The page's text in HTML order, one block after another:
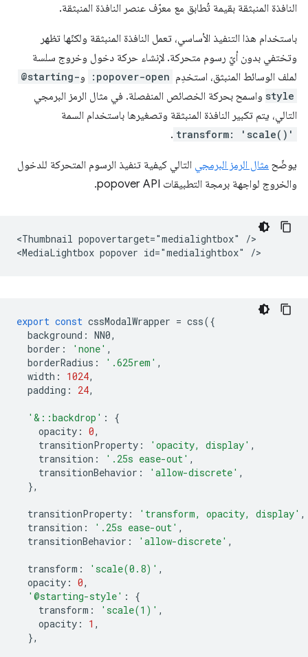
النافذة المنبثقة بقيمة تُطابق مع معرّف عنصر النافذة المنبثقة.
باستخدام هذا التنفيذ الأساسي، تعمل النافذة المنبثقة ولكنّها تظهر
وتختفي بدون أيّ رسوم متحركة. لإنشاء حركة دخول وخروج سلسة
لملف الوسائط المنبثق، استخدِم :popover-open و@starting-
style واسمح بحركة الخصائص المنفصلة. في مثال الرمز البرمجي
التالي، يتم تكبير النافذة المنبثقة وتصغيرها باستخدام السمة
transform: 'scale()'
.
يوضّح مثال الرمز البرمجي التالي كيفية تنفيذ الرسوم المتحركة للدخول
والخروج لواجهة برمجة التطبيقات popover API.
<Thumbnail popovertarget="medialightbox" />
export const cssModalWrapper = css({
background : NN0,
border : 'none' ,
borderRadius : '.625rem' ,
width : 1024,
padding : 24,
'&::backdrop' :
{
opacity : 0,
transitionProperty : 'opacity, display' ,
transition : '.25s ease-out' ,
transitionBehavior : 'allow-discrete' ,
},
transitionProperty : 'transform, opacity, display' ,
transition : '.25s ease-out' ,
transitionBehavior : 'allow-discrete' ,
transform : 'scale(0.8)' ,
opacity : 0,
'@starting-style' :
{
transform : 'scale(1)' ,
opacity : 1 ,
},